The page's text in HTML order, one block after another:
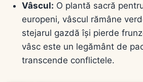
Vâscul: O plantă sacră
europeni, vâscul rămâne
stejarul gazdă își pierde
vâsc este un legământ de
transcende conflictele.